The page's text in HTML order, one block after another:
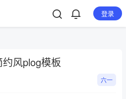
登录
风plog模板
六一